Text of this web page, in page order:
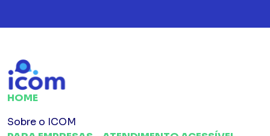
HOME
Sobre o ICOM